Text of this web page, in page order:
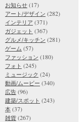
お知らせ (17)
アート/デザイン (282)
インテリア (371)
ガジェット (367)
グルメ/キッチン (281)
ゲーム (57)
ファッション (180)
フォト (245)
ミュージック (24)
動画/ムービー (340)
広告 (96)
建築/スポット (243)
本 (37)
雑貨 (267)